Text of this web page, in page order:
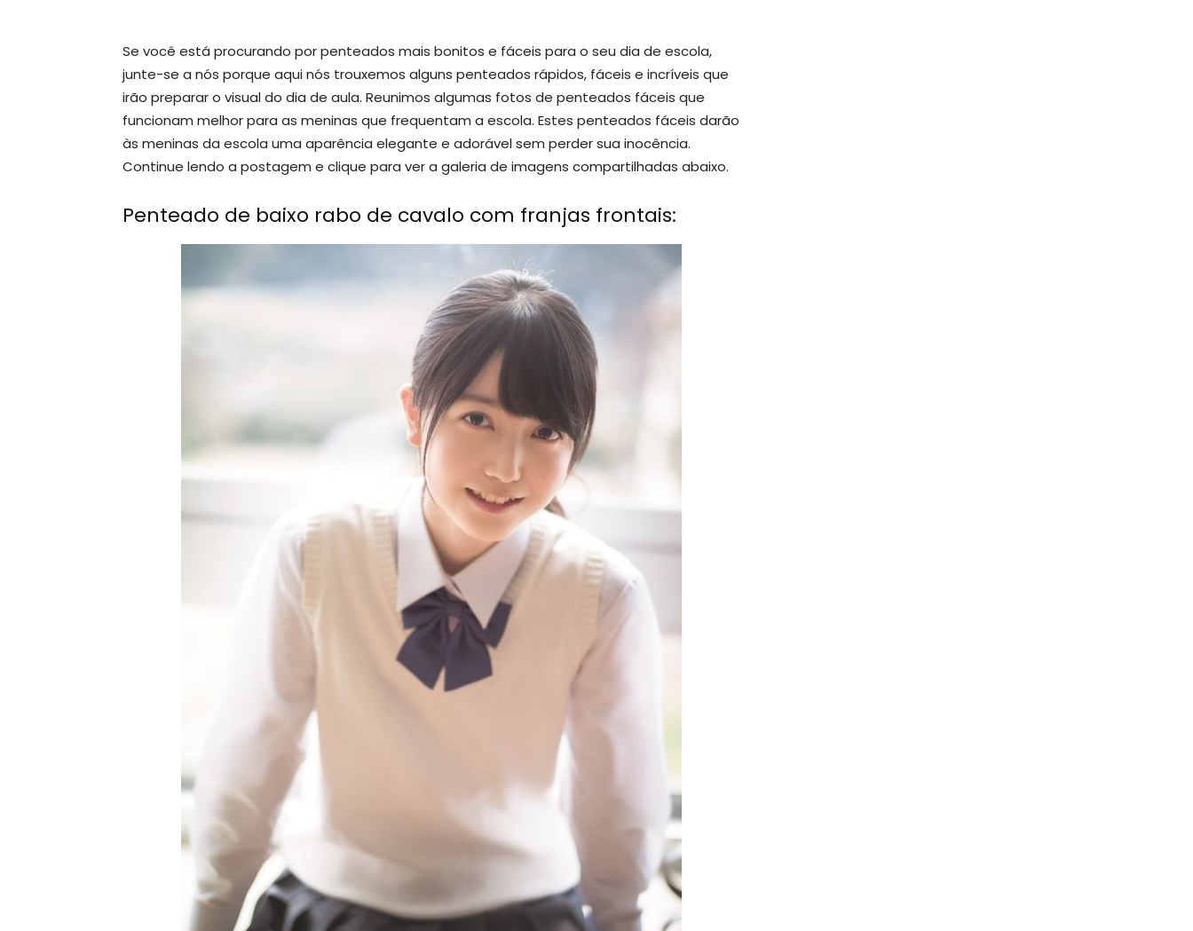
Se você está procurando por penteados mais bonitos e fáceis para o seu dia de escola,
junte-se a nós porque aqui nós trouxemos alguns penteados rápidos, fáceis e incríveis que
irão preparar o visual do dia de aula. Reunimos algumas fotos de penteados fáceis que
funcionam melhor para as meninas que frequentam a escola. Estes penteados fáceis darão
às meninas da escola uma aparência elegante e adorável sem perder sua inocência.
Continue lendo a postagem e clique para ver a galeria de imagens compartilhadas abaixo.
Penteado de baixo rabo de cavalo com franjas frontais: